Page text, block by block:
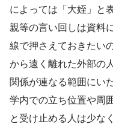
によっては「大姪」と
親等の言い回しは資料
線で押さえておきたい
から遠く離れた外部の
関係が連なる範囲にい
学内での立ち位置や周
と受け止める人は少な